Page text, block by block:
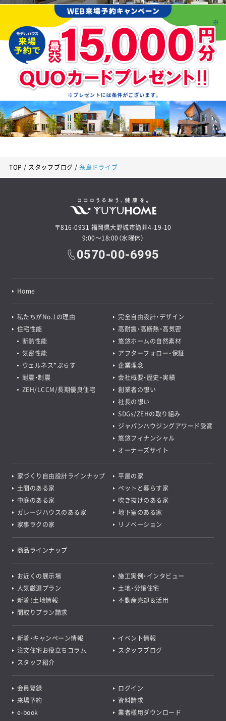
TOP スタッフブログ 糸島ドライブ
〒816-0931 福岡県大野城市筒井4-19-10
9:00～18:00（水曜休）
0570-00-6995
Home
私たちがNo.1の理由
完全自由設計・デザイン
住宅性能
断熱性能
気密性能
ウェルネス*ぷらす
耐震・制震
ZEH/LCCM/長期優良住宅
高耐震・高断熱・高気密
悠悠ホームの自然素材
アフターフォロー・保証
企業理念
会社概要・歴史・実績
創業者の想い
社長の想い
SDGs/ZEHの取り組み
ジャパンハウジングアワード受賞
悠悠フィナンシャル
オーナーズサイト
家づくり自由設計ラインナップ
平屋の家
土間のある家
ペットと暮らす家
中庭のある家
吹き抜けのある家
ガレージハウスのある家
地下室のある家
家事ラクの家
リノベーション
商品ラインナップ
お近くの展示場
施工実例・インタビュー
人気厳選プラン
土地・分譲住宅
新着！土地情報
不動産売却＆活用
間取りプラン請求
新着・キャンペーン情報
イベント情報
注文住宅お役立ちコラム
スタッフブログ
スタッフ紹介
会員登録
ログイン
来場予約
資料請求
e-book
業者様用ダウンロード